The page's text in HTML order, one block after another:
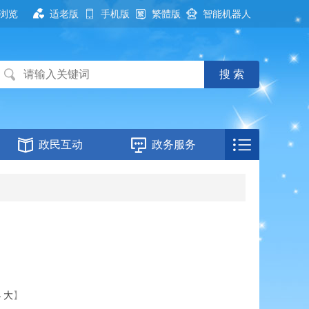
览 适老版 手机版 繁體版 智能机器人
政民互动 政务服务
大】